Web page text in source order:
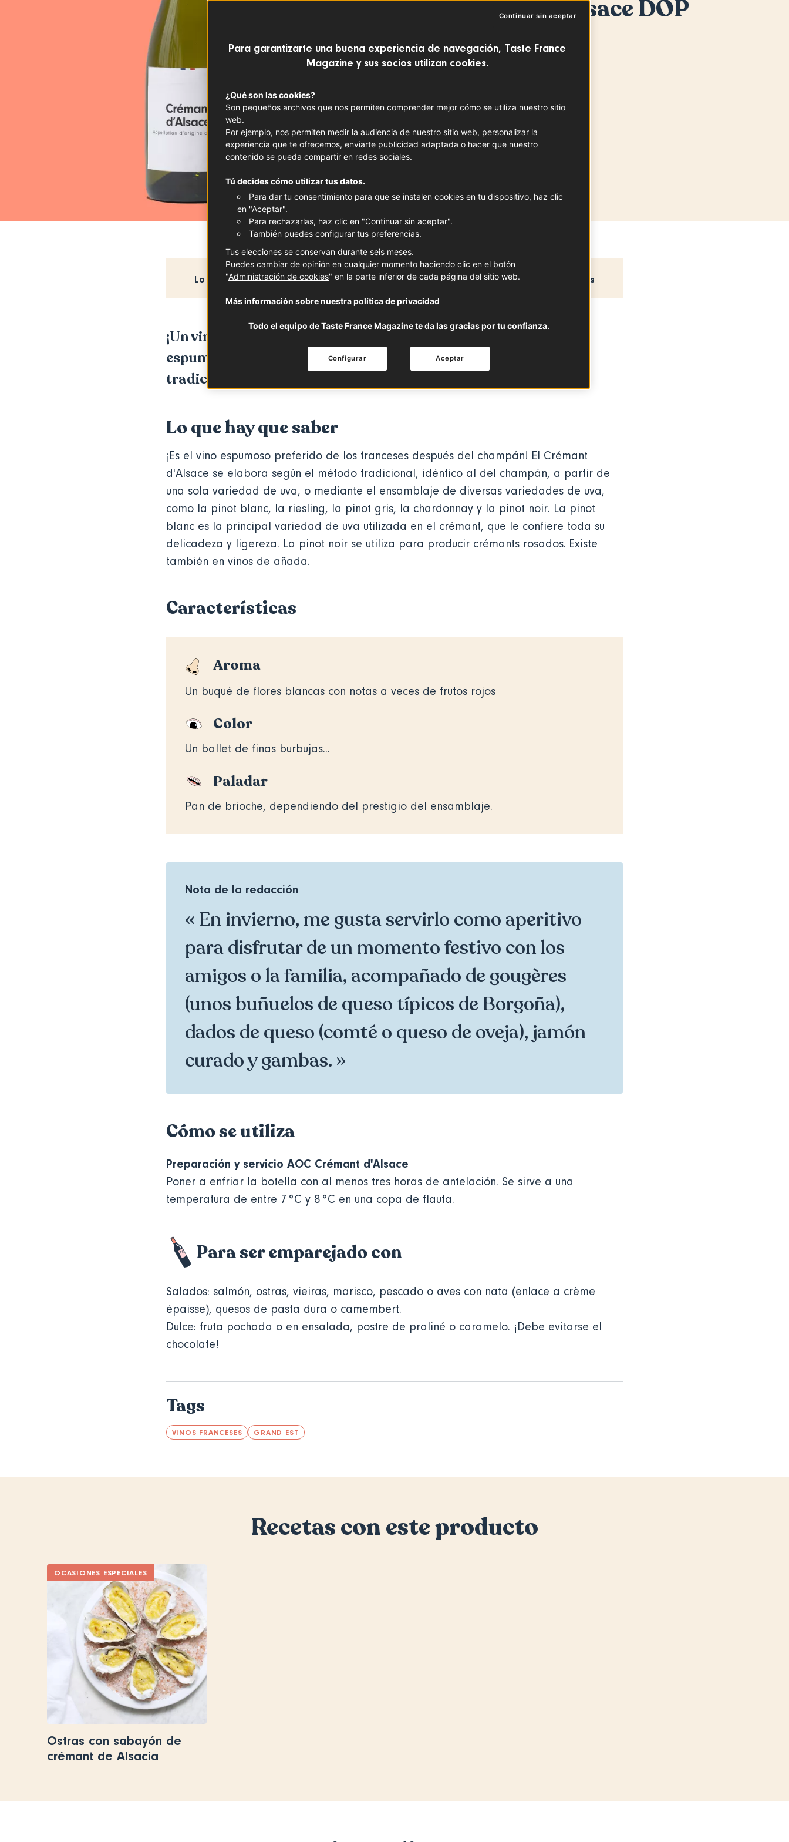
Crémant d'Alsace DOP
Grand Est
Lo que hay que saber Características Cómo se utiliza Recetas
¡Un vino alegre y festivo! El Crémant d'Alsace AOC es un vino
espumoso, elegante y refinado, elaborado según el método
tradicional, con uvas producidas en Alsacia.
Lo que hay que saber
¡Es el vino espumoso preferido de los franceses después del champán! El Crémant
d'Alsace se elabora según el método tradicional, idéntico al del champán, a partir de
una sola variedad de uva, o mediante el ensamblaje de diversas variedades de uva,
como la pinot blanc, la riesling, la pinot gris, la chardonnay y la pinot noir. La pinot
blanc es la principal variedad de uva utilizada en el crémant, que le confiere toda su
delicadeza y ligereza. La pinot noir se utiliza para producir crémants rosados. Existe
también en vinos de añada.
Características
Aroma
Un buqué de flores blancas con notas a veces de frutos rojos
Color
Un ballet de finas burbujas...
Paladar
Pan de brioche, dependiendo del prestigio del ensamblaje.
Nota de la redacción
« En invierno, me gusta servirlo como aperitivo
para disfrutar de un momento festivo con los
amigos o la familia, acompañado de gougères
(unos buñuelos de queso típicos de Borgoña),
dados de queso (comté o queso de oveja), jamón
curado y gambas. »
Cómo se utiliza
Preparación y servicio AOC Crémant d'Alsace
Poner a enfriar la botella con al menos tres horas de antelación. Se sirve a una
temperatura de entre 7 °C y 8 °C en una copa de flauta.
Para ser emparejado con
Salados: salmón, ostras, vieiras, marisco, pescado o aves con nata (enlace a crème
épaisse), quesos de pasta dura o camembert.
Dulce: fruta pochada o en ensalada, postre de praliné o caramelo. ¡Debe evitarse el
chocolate!
Tags
VINOS FRANCESES GRAND EST
Recetas con este producto
OCASIONES ESPECIALES
Ostras con sabayón de
crémant de Alsacia
Para garantizarte una buena experiencia de navegación, Taste France
Magazine y sus socios utilizan cookies.
¿Qué son las cookies?
Son pequeños archivos que nos permiten comprender mejor cómo se utiliza nuestro sitio
web.
Por ejemplo, nos permiten medir la audiencia de nuestro sitio web, personalizar la
experiencia que te ofrecemos, enviarte publicidad adaptada o hacer que nuestro
contenido se pueda compartir en redes sociales.
Tú decides cómo utilizar tus datos.
Para dar tu consentimiento para que se instalen cookies en tu dispositivo, haz clic
en "Aceptar".
Para rechazarlas, haz clic en "Continuar sin aceptar".
También puedes configurar tus preferencias.
Tus elecciones se conservan durante seis meses.
Puedes cambiar de opinión en cualquier momento haciendo clic en el botón
"Administración de cookies" en la parte inferior de cada página del sitio web.
Más información sobre nuestra política de privacidad
Todo el equipo de Taste France Magazine te da las gracias por tu confianza.
Continuar sin aceptar
Aceptar
Configurar